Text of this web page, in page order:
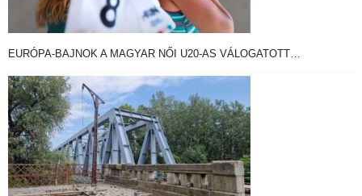
EURÓPA-BAJNOK A MAGYAR NŐI U20-AS VÁLOGATOTT…